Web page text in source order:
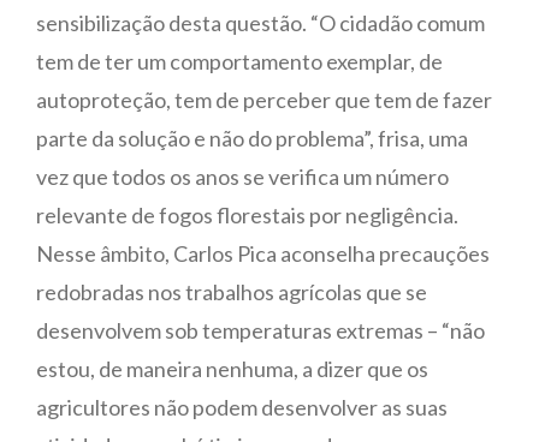
sensibilização desta questão. “O cidadão comum
tem de ter um comportamento exemplar, de
autoproteção, tem de perceber que tem de fazer
parte da solução e não do problema”, frisa, uma
vez que todos os anos se verifica um número
relevante de fogos florestais por negligência.
Nesse âmbito, Carlos Pica aconselha precauções
redobradas nos trabalhos agrícolas que se
desenvolvem sob temperaturas extremas – “não
estou, de maneira nenhuma, a dizer que os
agricultores não podem desenvolver as suas